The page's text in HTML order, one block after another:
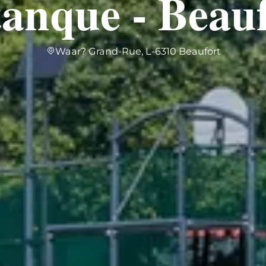
Waar? Grand-Rue, L-6310 Beaufort